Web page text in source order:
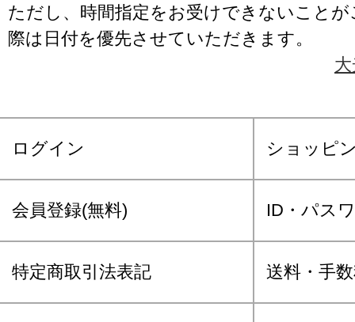
ただし、時間指定をお受けできないこと
際は日付を優先させていただきます。
ログイン ショッピ
会員登録(無料) ID・パス
特定商取引法表記 送料・手